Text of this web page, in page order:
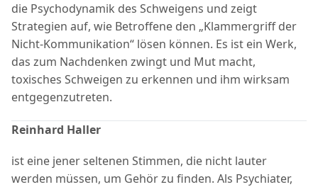
die Psychodynamik des Schweigens und zeigt
Strategien auf, wie Betroffene den „Klammergriff der
Nicht‑Kommunikation“ lösen können. Es ist ein Werk,
das zum Nachdenken zwingt und Mut macht,
toxisches Schweigen zu erkennen und ihm wirksam
entgegenzutreten.
Reinhard Haller
ist eine jener seltenen Stimmen, die nicht lauter
werden müssen, um Gehör zu finden. Als Psychiater,